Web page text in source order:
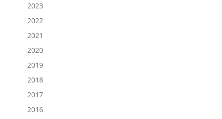
2023
2022
2021
2020
2019
2018
2017
2016